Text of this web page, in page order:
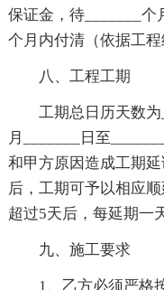
保证金，待_______
个月内付清（依据工程
八、工程工期
工期总日历天数为
月_______日至
和甲方原因造成工期
后，工期可予以相应
超过5天后，每延期一
九、施工要求
1、乙方必须严格